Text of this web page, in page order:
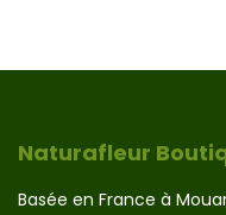
Naturafleur
Basée en France à